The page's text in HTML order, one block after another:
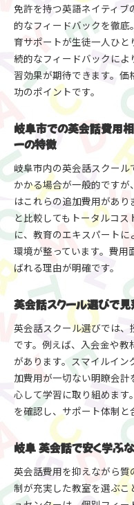
豊富な知育玩
フィードバッ
家族みんなで
英会話の費用と質の
英会話費用が安
スマイルイング
比較
岐阜市で納得
英会話の質を維
英会話 岐阜 安
料金と品質で
安くて安心な英会
スマイルイング
会話の魅力
授業料だけで
フィードバッ
岐阜市 英会話
大人も子ども
コストパフォ
フィードバックが
個別フィードバ
ッスン
教育のエキス
スマイルイング
ク体制
英会話 岐阜 個
免許を持つ英語ネイティ
的なフィードバックを徹
育サポートが生徒一人ひ
続的なフィードバックに
習効果が期待できます。
功のポイントです。
岐阜市での英会話費用相
ーの特徴
岐阜市内の英会話スクー
かかる場合が一般的です
はこれらの追加費用があ
と比較してもトータルコ
に、教育のエキスパート
環境が整っています。費用
ばれる理由が明確です。
英会話スクール選びで
英会話スクール選びでは
です。例えば、入会金や
があります。スマイルイ
加費用が一切ない明瞭会
心して学習に取り組めます
を確認し、サポート体制
岐阜 英会話で安く学ぶ
英会話費用を抑えながら
制が充実した教室を選ぶ